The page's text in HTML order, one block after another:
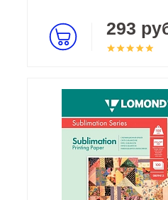
293